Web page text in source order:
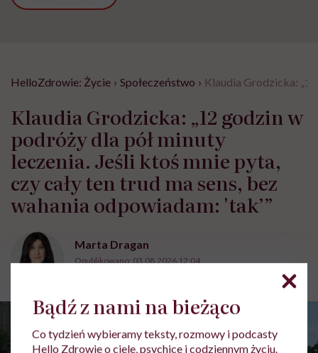
HelloZdrowie: Życie › Społeczeństwo › Klaudia Grodzicka:
Klaudia Grodzicka: „12 godzin w
podróży dla pół minuty
leczenia. Jeśli ktoś mnie pyta,
czy cały ten trud ma sens, bez
wahania odpowiadam: 'tak’”
Marta Dragan
Opublikowano:03.08.2026 12:04
Bądź z nami na bieżąco
Co tydzień wybieramy teksty, rozmowy i podcasty
Hello Zdrowie o ciele, psychice i codziennym życiu.